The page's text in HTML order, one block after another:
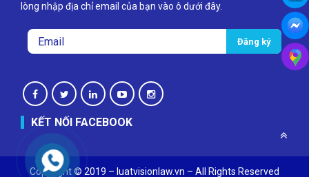
lòng nhập địa chỉ email của bạn vào ô dưới đây.
KẾT NỐI FACEBOOK
Copyright © 2019 – luatvisionlaw.vn – All Rights Reserved